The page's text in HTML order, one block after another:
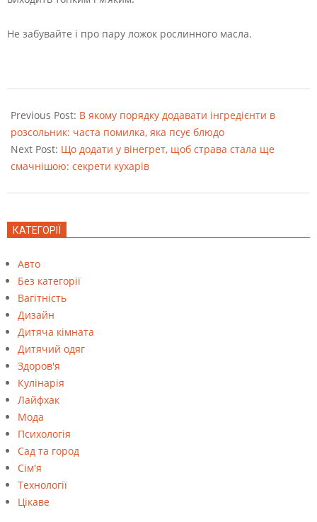
Не забувайте і про пару ложок рослинного масла.
08-
23
Previous Post: В якому порядку додавати інгредієнти в
розсольник: часта помилка, яка псує блюдо
Next Post: Що додати у вінегрет, щоб страва стала ще
смачнішою: секрети кухарів
КАТЕГОРІЇ
Авто
Без категорії
Вагітність
Дизайн
Дитяча кімната
Дитячий одяг
Здоров'я
Кулінарія
Лайфхак
Мода
Психологія
Сад та город
Сім'я
Технології
Цікаве